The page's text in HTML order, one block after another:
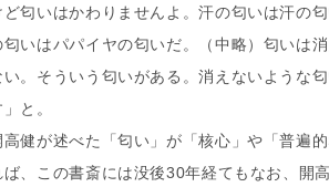
ど匂いはかわりませんよ。汗の匂いは汗の
匂いはパパイヤの匂いだ。（中略）匂いは
い。そういう匂いがある。消えないような
と。
健が述べた「匂い」が「核心」や「普遍
ば、この書斎には没後30年経てもなお、開